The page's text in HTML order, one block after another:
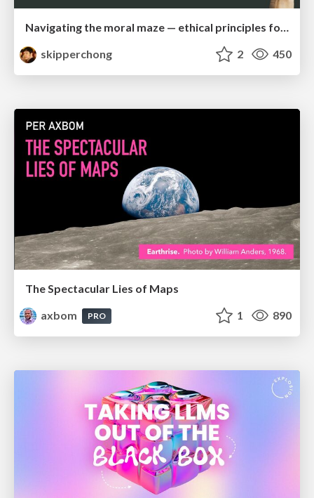
Navigating the moral maze — ethical principles for Al-driven product design
skipperchong
2 450
The Spectacular Lies of Maps
axbom
PRO 1 890